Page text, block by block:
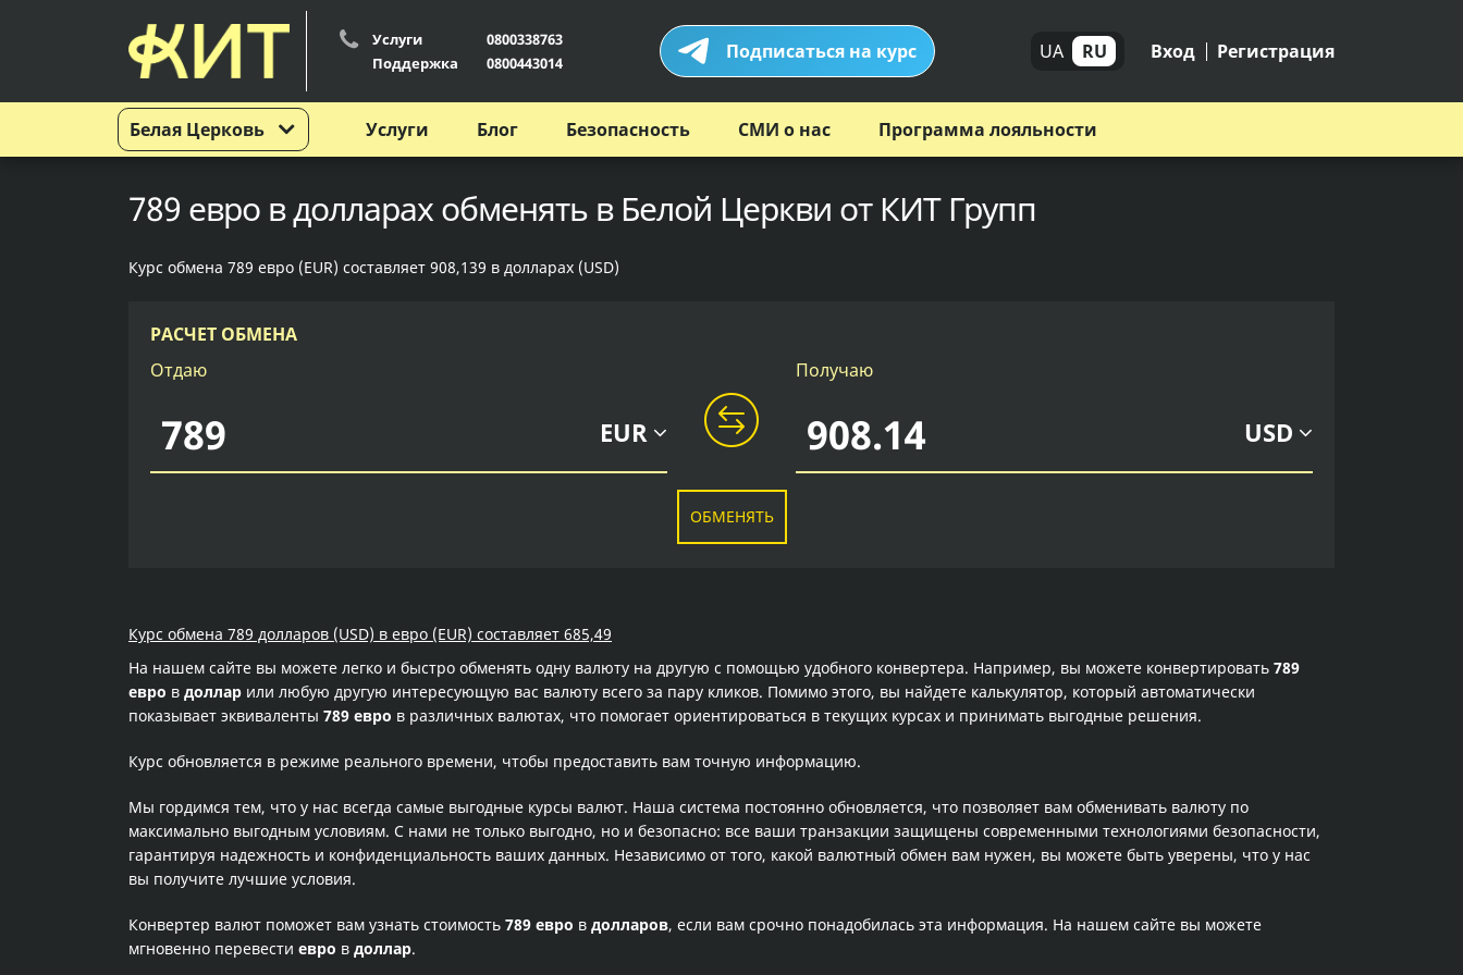
Белая Церковь
Услуги
0800338763
Поддержка
0800443014 Подписаться на курс UA RU Вход Регистрация
Услуги Блог Безопасность СМИ о нас Программа лояльности
789 евро в долларах обменять в Белой Церкви от КИТ Групп
Курс обмена 789 евро (EUR) составляет 908,139 в долларах (USD)
РАСЧЕТ ОБМЕНА
Отдаю
EUR
Получаю
USD
ОБМЕНЯТЬ
Курс обмена 789 долларов (USD) в евро (EUR) составляет 685,49
На нашем сайте вы можете легко и быстро обменять одну валюту на другую с помощью удобного конвертера. Например, вы можете конвертировать 789
евро в доллар или любую другую интересующую вас валюту всего за пару кликов. Помимо этого, вы найдете калькулятор, который автоматически
показывает эквиваленты 789 евро в различных валютах, что помогает ориентироваться в текущих курсах и принимать выгодные решения.
Курс обновляется в режиме реального времени, чтобы предоставить вам точную информацию.
Мы гордимся тем, что у нас всегда самые выгодные курсы валют. Наша система постоянно обновляется, что позволяет вам обменивать валюту по
максимально выгодным условиям. С нами не только выгодно, но и безопасно: все ваши транзакции защищены современными технологиями безопасности,
гарантируя надежность и конфиденциальность ваших данных. Независимо от того, какой валютный обмен вам нужен, вы можете быть уверены, что у нас
вы получите лучшие условия.
Конвертер валют поможет вам узнать стоимость 789 евро в долларов, если вам срочно понадобилась эта информация. На нашем сайте вы можете
мгновенно перевести евро в доллар.